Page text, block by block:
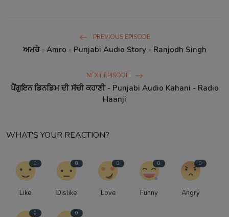
PREVIOUS EPISODE
ਅਮਰੋ - Amro - Punjabi Audio Story - Ranjodh Singh
NEXT EPISODE
ਪੈਂਗੁਇਨ ਡਿਨਡਿਮ ਦੀ ਸੱਚੀ ਕਹਾਣੀ - Punjabi Audio Kahani - Radio
Haanji
WHAT'S YOUR REACTION?
0
Like
0
Dislike
0
Love
0
Funny
0
Angry
0 0